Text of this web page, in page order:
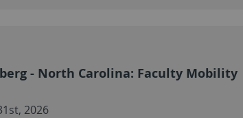
- North Carolina: Faculty Mobility
2026